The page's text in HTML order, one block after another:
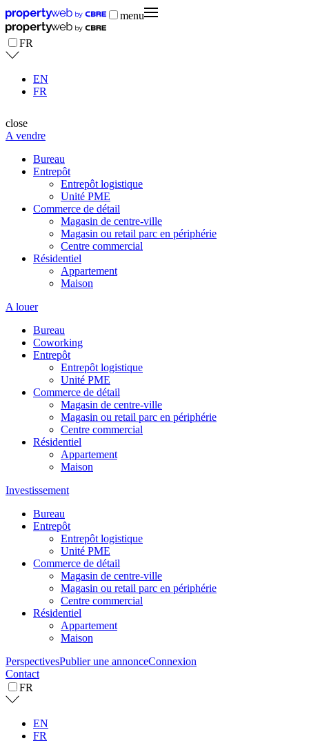
menu
FR
EN
FR
close
A vendre
Bureau
Entrepôt
Entrepôt logistique
Unité PME
Commerce de détail
Magasin de centre-ville
Magasin ou retail parc en périphérie
Centre commercial
Résidentiel
Appartement
Maison
A louer
Bureau
Coworking
Entrepôt
Entrepôt logistique
Unité PME
Commerce de détail
Magasin de centre-ville
Magasin ou retail parc en périphérie
Centre commercial
Résidentiel
Appartement
Maison
Investissement
Bureau
Entrepôt
Entrepôt logistique
Unité PME
Commerce de détail
Magasin de centre-ville
Magasin ou retail parc en périphérie
Centre commercial
Résidentiel
Appartement
Maison
PerspectivesPublier une annonceConnexion
Contact
FR
EN
FR